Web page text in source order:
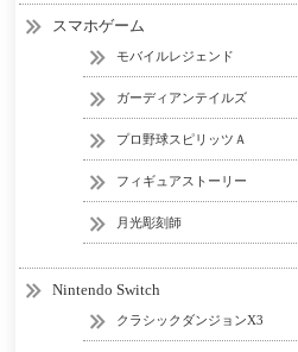
スマホゲーム
モバイルレジェンド
ガーディアンテイルズ
プロ野球スピリッツＡ
フィギュアストーリー
月光彫刻師
Nintendo Switch
クラシックダンジョンX3